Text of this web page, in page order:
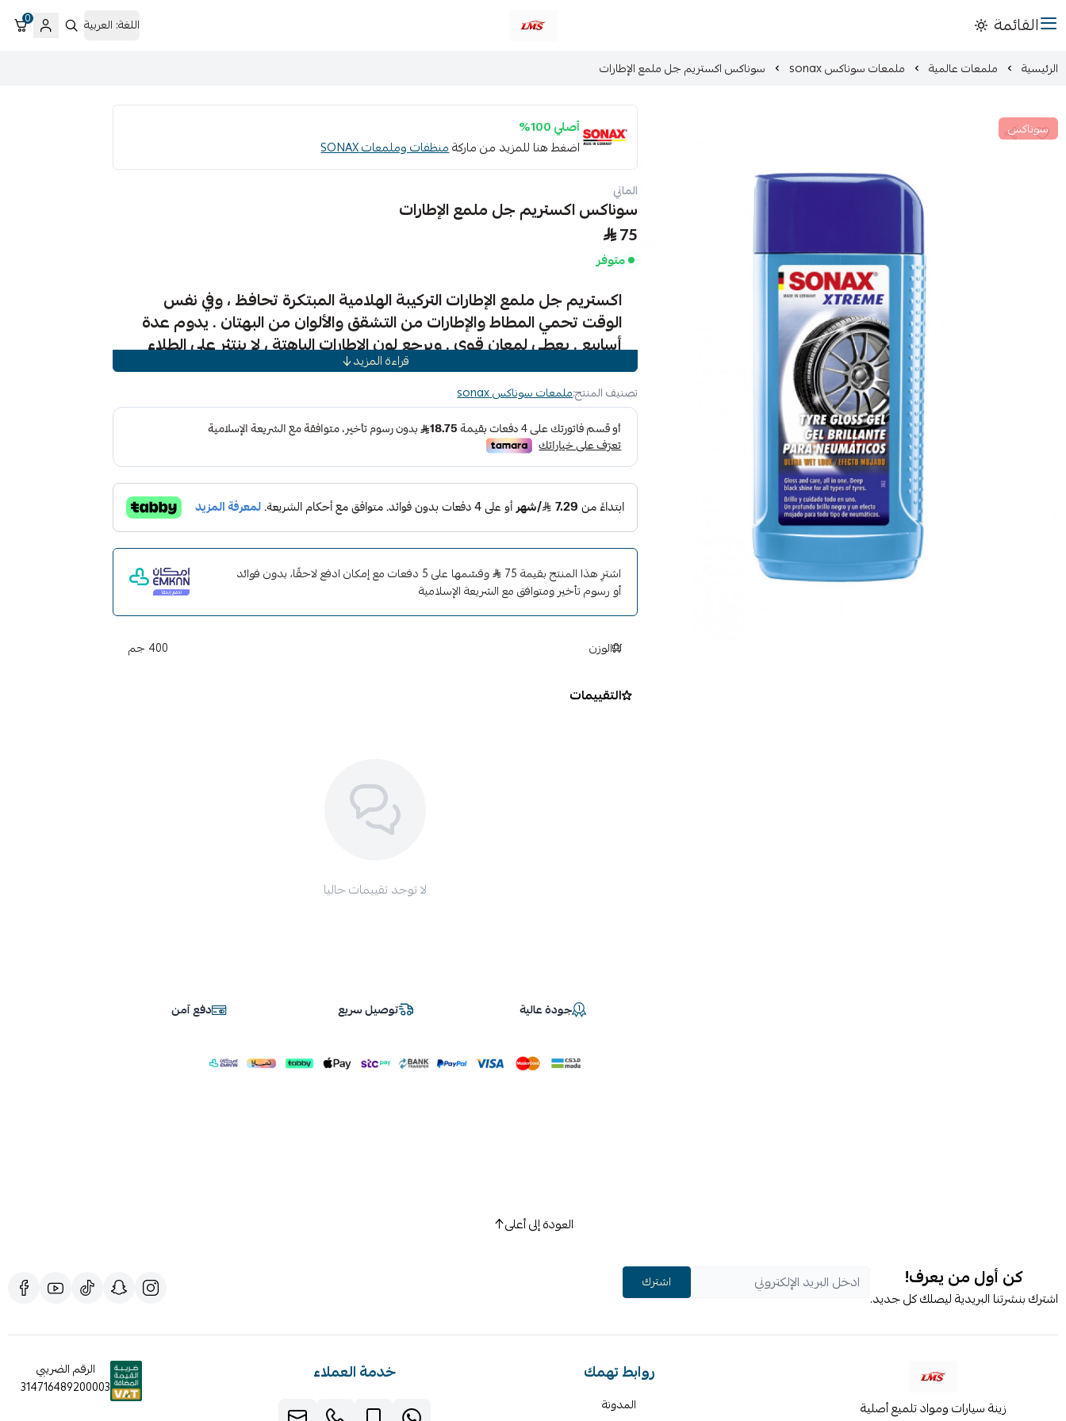
القائمة متجر لمسات الشرقية لزينة سيارات LMS اللغة: العربية 0
الرئيسية ملمعات عالمية ملمعات سوناكس sonax سوناكس اكستريم جل ملمع الإطارات
سوناكس
أصلي 100%
اضغط هنا للمزيد من ماركةمنظفات وملمعات SONAX
الماني
سوناكس اكستريم جل ملمع الإطارات
75
متوفر
اكستريم جل ملمع الإطارات التركيبة الهلامية المبتكرة تحافظ ، وفي نفس
الوقت تحمي المطاط والإطارات من التشقق والألوان من البهتان . يدوم عدة
أسابيع . يعطي لمعان قوي . ويرجع لون الإطارات الباهتة ، لا ينتثر على الطلاء
طريقة الاستخدام :
1- نظف الإطار مع شامبو
2- ضع كمية من المنتج على الاسفنج ووزعه على الإطار
3- دع الإطار 30 دقيقة قبل ان تتحرك
قراءة المزيد
تصنيف المنتج:ملمعات سوناكس sonax
اشترِ هذا المنتج بقيمة 75
وقسّمها على 5 دفعات مع إمكان ادفع لاحقًا، بدون فوائد
أو رسوم تأخير ومتوافق مع الشريعة الإسلامية
الوزن 400 جم
التقييمات
لا توجد تقييمات حاليا
جودة عالية توصيل سريع دفع آمن
العودة إلى أعلى
كن أول من يعرف!
اشترك بنشرتنا البريدية ليصلك كل جديد.
اشترك
زينة سيارات ومواد تلميع أصلية
روابط تهمك
المدونة
خدمة العملاء
الرقم الضريبي
314716489200003